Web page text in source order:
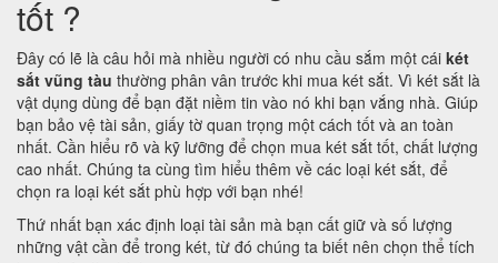
tốt ?
Đây có lẽ là câu hỏi mà nhiều người có nhu cầu sắm một cái két
sắt vũng tàu thường phân vân trước khi mua két sắt. Vì két sắt là
vật dụng dùng để bạn đặt niềm tin vào nó khi bạn vắng nhà. Giúp
bạn bảo vệ tài sản, giấy tờ quan trọng một cách tốt và an toàn
nhất. Cần hiểu rõ và kỹ lưỡng để chọn mua két sắt tốt, chất lượng
cao nhất. Chúng ta cùng tìm hiểu thêm về các loại két sắt, để
chọn ra loại két sắt phù hợp với bạn nhé!
Thứ nhất bạn xác định loại tài sản mà bạn cất giữ và số lượng
những vật cần để trong két, từ đó chúng ta biết nên chọn thể tích